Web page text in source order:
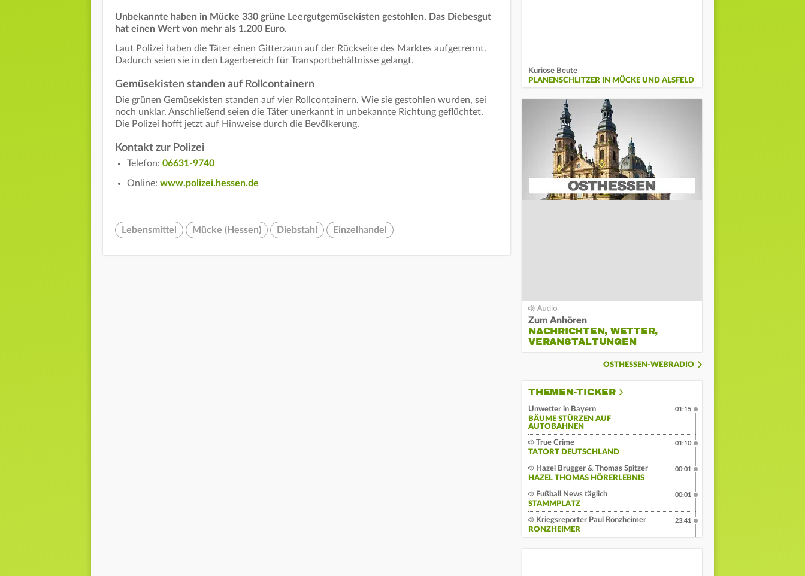
Unbekannte haben in Mücke 330 grüne Leergutgemüsekisten gestohlen. Das Diebesgut
hat einen Wert von mehr als 1.200 Euro.
Laut Polizei haben die Täter einen Gitterzaun auf der Rückseite des Marktes aufgetrennt.
Dadurch seien sie in den Lagerbereich für Transportbehältnisse gelangt.
Gemüsekisten standen auf Rollcontainern
Die grünen Gemüsekisten standen auf vier Rollcontainern. Wie sie gestohlen wurden, sei
noch unklar. Anschließend seien die Täter unerkannt in unbekannte Richtung geflüchtet.
Die Polizei hofft jetzt auf Hinweise durch die Bevölkerung.
Kontakt zur Polizei
Telefon: 06631-9740
Online: www.polizei.hessen.de
Lebensmittel Mücke (Hessen) Diebstahl Einzelhandel
Kuriose Beute
PLANENSCHLITZER IN MÜCKE UND ALSFELD
Zum Anhören
NACHRICHTEN, WETTER,
VERANSTALTUNGEN
OSTHESSEN-WEBRADIO
THEMEN-TICKER
Unwetter in Bayern
BÄUME STÜRZEN AUF
AUTOBAHNEN
01:15
True Crime
TATORT DEUTSCHLAND
01:10
Hazel Brugger & Thomas Spitzer
HAZEL THOMAS HÖRERLEBNIS
00:01
Fußball News täglich
STAMMPLATZ
00:01
Kriegsreporter Paul Ronzheimer
RONZHEIMER
23:41